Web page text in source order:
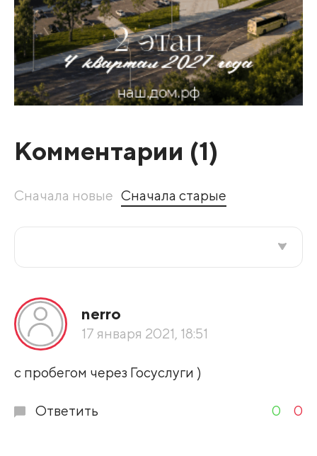
Комментарии (1)
Сначала новые Сначала старые
По рейтингу
Развернуть все
nerro
17 января 2021, 18:51
с пробегом через Госуслуги )
Ответить 0 0